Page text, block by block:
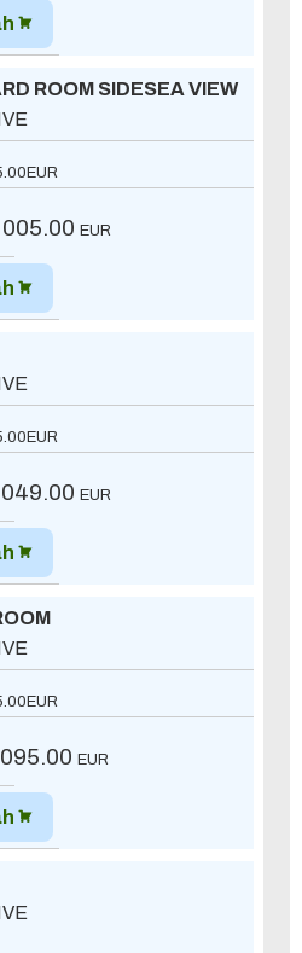
ROOM SIDESEA VIEW
EUR
EUR
EUR
EUR
EUR
EUR